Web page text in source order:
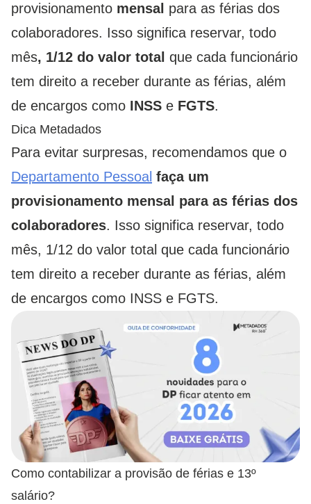
provisionamento mensal para as férias dos
colaboradores. Isso significa reservar, todo
mês, 1/12 do valor total que cada funcionário
tem direito a receber durante as férias, além
de encargos como INSS e FGTS.
Dica Metadados
Para evitar surpresas, recomendamos que o
Departamento Pessoal faça um
provisionamento mensal para as férias dos
colaboradores. Isso significa reservar, todo
mês, 1/12 do valor total que cada funcionário
tem direito a receber durante as férias, além
de encargos como INSS e FGTS.
Como contabilizar a provisão de férias e 13º
salário?